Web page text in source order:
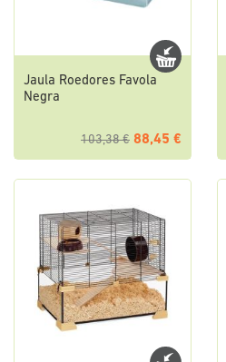
Jaula Roedores Favola
Negra
103,38 € 88,45 €